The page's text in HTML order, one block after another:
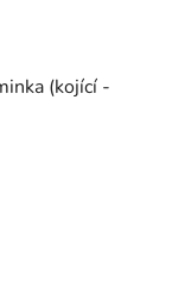
(kojící -